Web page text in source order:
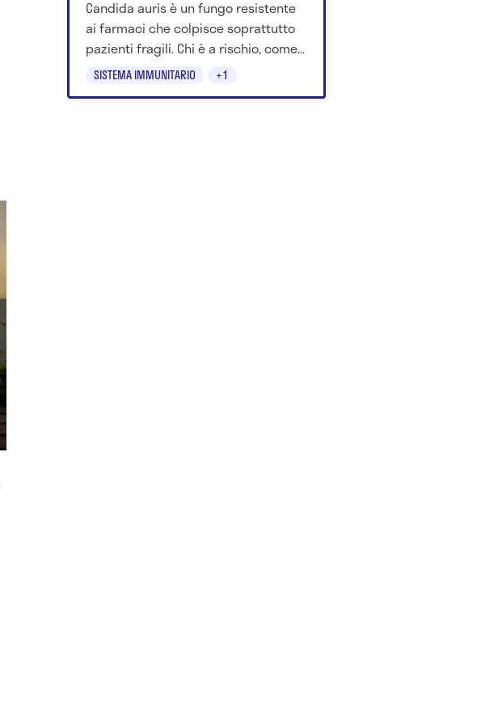
SISTEMA IMMUNITARIO +1
Candida auris è un fungo resistente
ai farmaci che colpisce soprattutto
pazienti fragili. Chi è a rischio, come
si trasmette e perché preoccupa.